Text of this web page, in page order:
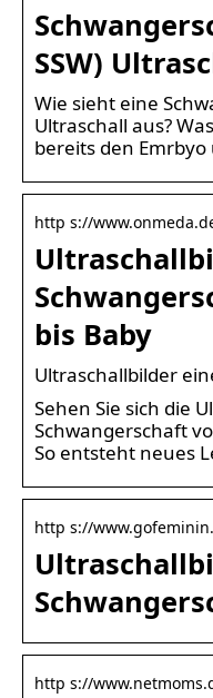
SSW)
Wie sieht eine
Ultraschall aus?
bereits den
http s://
bis Baby
Ultraschallbilder
Sehen Sie sich die
Schwangerschaft
So entsteht neues
http s://
http s://